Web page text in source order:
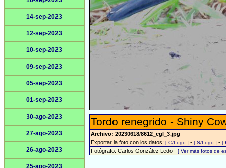
14-sep-2023
12-sep-2023
10-sep-2023
09-sep-2023
05-sep-2023
01-sep-2023
30-ago-2023
27-ago-2023
26-ago-2023
25-ago-2023
Tordo renegrido - Shiny
Archivo: 20230618/8612_cgl_3.jpg
Exportar la foto con los datos: [ C/Logo ] - [ S/Logo ] - [
Fotógrafo: Carlos González Ledo - [ Ver más fotos de